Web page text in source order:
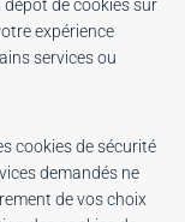
de cookies sur
expérience
services ou
cookies de sécurité
demandés ne
de vos choix